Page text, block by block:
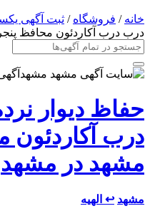
خانه / فروشگاه / ثبت آگهی
درب درب آکاردئون محافظ
حفاظ دیوار
درب آکاردئون
مشهد در مشهد
مشهد ↩ الهیه